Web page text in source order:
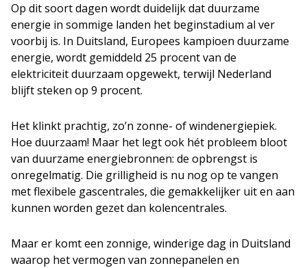
Op dit soort dagen wordt duidelijk dat duurzame
energie in sommige landen het beginstadium al ver
voorbij is. In Duitsland, Europees kampioen duurzame
energie, wordt gemiddeld 25 procent van de
elektriciteit duurzaam opgewekt, terwijl Nederland
blijft steken op 9 procent.
Het klinkt prachtig, zo’n zonne- of windenergiepiek.
Hoe duurzaam! Maar het legt ook hét probleem bloot
van duurzame energiebronnen: de opbrengst is
onregelmatig. Die grilligheid is nu nog op te vangen
met flexibele gascentrales, die gemakkelijker uit en aan
kunnen worden gezet dan kolencentrales.
Maar er komt een zonnige, winderige dag in Duitsland
waarop het vermogen van zonnepanelen en